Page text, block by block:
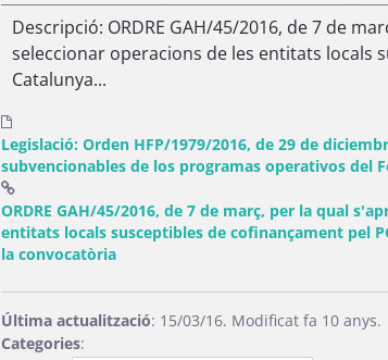
Descripció: ORDRE GAH/45/2016, de 7 de
seleccionar operacions de les entitats locals
Catalunya...
Legislació: Orden HFP/1979/2016, de 29 de
subvencionables de los programas operativos del
ORDRE GAH/45/2016, de 7 de març, per la qual
entitats locals susceptibles de cofinançament pel
la convocatòria(Obre una finestra nova)
Última actualització: 15/03/16. Modificat fa 10 anys.
Categories: